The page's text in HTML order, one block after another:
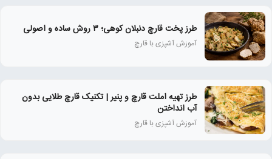
طرز پخت قارچ دنبلان کوهی؛ ۳ روش ساده و اصولی
آموزش آشپزی با قارچ
طرز تهیه املت قارچ و پنیر | تکنیک قارچ طلایی بدون
آب انداختن
آموزش آشپزی با قارچ